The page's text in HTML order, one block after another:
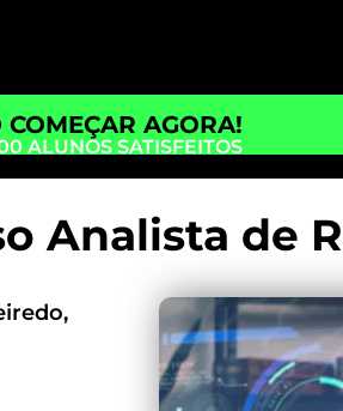
COMEÇAR AGORA!
ALUNOS SATISFEITOS
Analista de